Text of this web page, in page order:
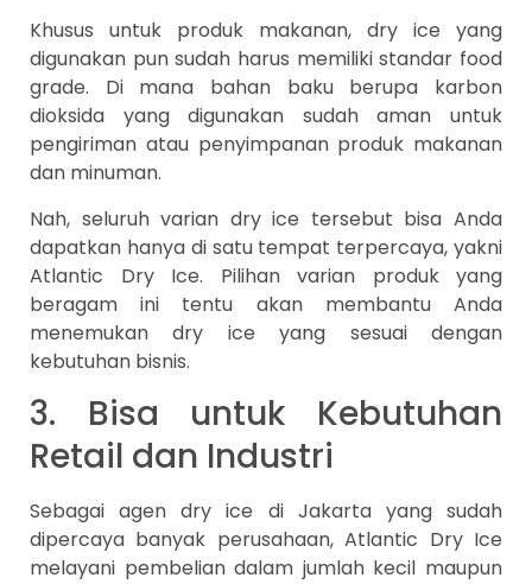
Khusus untuk produk makanan, dry ice yang
digunakan pun sudah harus memiliki standar food
grade. Di mana bahan baku berupa karbon
dioksida yang digunakan sudah aman untuk
pengiriman atau penyimpanan produk makanan
dan minuman.
Nah, seluruh varian dry ice tersebut bisa Anda
dapatkan hanya di satu tempat terpercaya, yakni
Atlantic Dry Ice. Pilihan varian produk yang
beragam ini tentu akan membantu Anda
menemukan dry ice yang sesuai dengan
kebutuhan bisnis.
3. Bisa untuk Kebutuhan
Retail dan Industri
Sebagai agen dry ice di Jakarta yang sudah
dipercaya banyak perusahaan, Atlantic Dry Ice
melayani pembelian dalam jumlah kecil maupun